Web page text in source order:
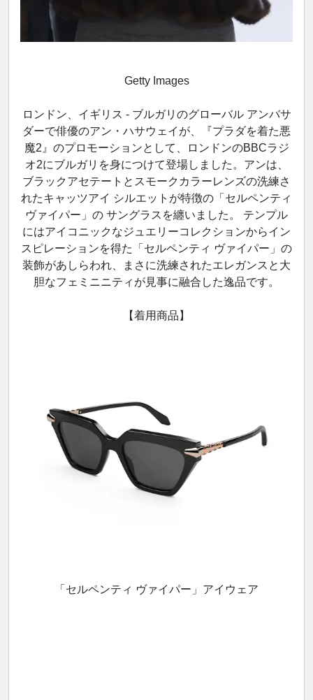
Getty Images
ロンドン、イギリス - ブルガリのグローバル アンバサ
ダーで俳優のアン・ハサウェイが、『プラダを着た悪
魔2』のプロモーションとして、ロンドンのBBCラジ
オ2にブルガリを身につけて登場しました。アンは、
ブラックアセテートとスモークカラーレンズの洗練さ
れたキャッツアイ シルエットが特徴の「セルペンティ
ヴァイパー」の サングラスを纏いました。 テンプル
にはアイコニックなジュエリーコレクションからイン
スピレーションを得た「セルペンティ ヴァイパー」の
装飾があしらわれ、まさに洗練されたエレガンスと大
胆なフェミニニティが見事に融合した逸品です。
【着用商品】
「セルペンティ ヴァイパー」アイウェア